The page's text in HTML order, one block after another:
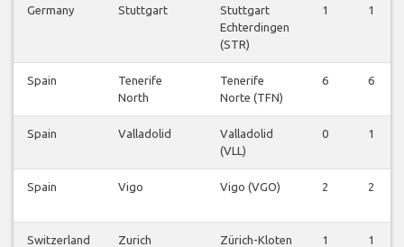
Germany Stuttgart
Stuttgart
Echterdingen
(STR)
1 1
Spain
Tenerife
North
Tenerife
Norte (TFN)
6 6
Spain Valladolid
Valladolid
(VLL)
0 1
Spain Vigo Vigo (VGO) 2 2
Switzerland Zurich
Zürich-Kloten
1 1